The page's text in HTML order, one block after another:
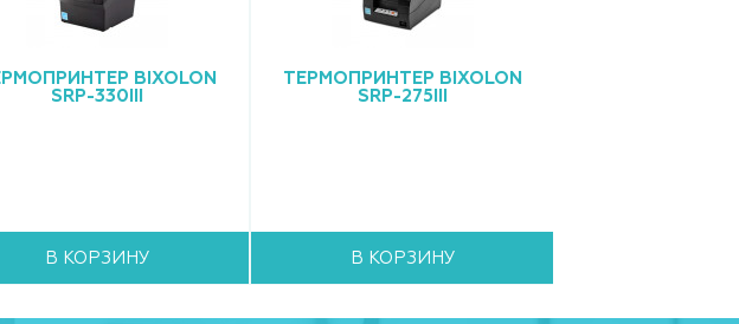
BIXOLON
SRP-330III
В КОРЗИНУ
ТЕРМОПРИНТЕР BIXOLON
SRP-275III
В КОРЗИНУ